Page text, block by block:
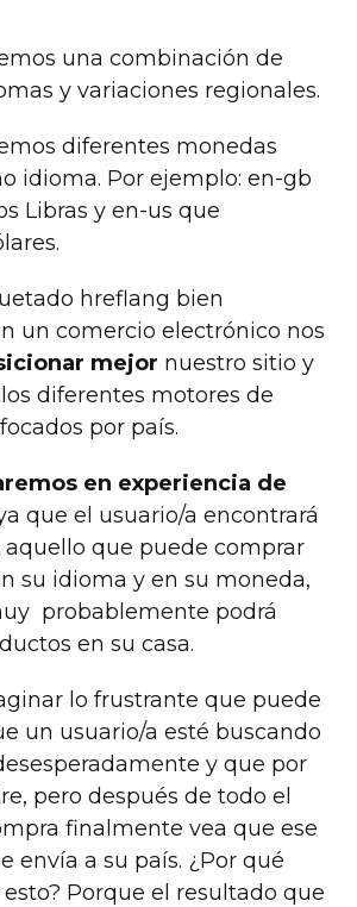
una combinación de
y variaciones regionales.
diferentes monedas
idioma. Por ejemplo: en-gb
Libras y en-us que
hreflang bien
un comercio electrónico nos
mejor nuestro sitio y
diferentes motores de
por país.
en experiencia de
que el usuario/a encontrará
que puede comprar
su idioma y en su moneda,
probablemente podrá
en su casa.
lo frustrante que puede
un usuario/a esté buscando
y que por
pero después de todo el
finalmente vea que ese
envía a su país. ¿Por qué
Porque el resultado que